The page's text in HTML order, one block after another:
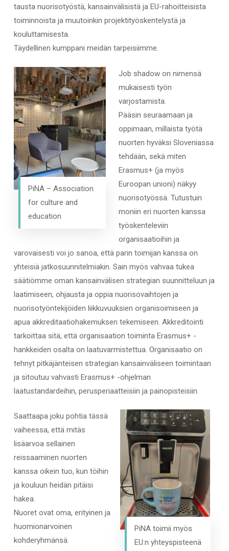
tausta nuorisotyöstä, kansainvälisistä ja EU-rahoitteisista
toiminnoista ja muutoinkin projektityöskentelystä ja
kouluttamisesta.
Täydellinen kumppani meidän tarpeisiimme.
PiNA – Association
for culture and
education
Job shadow on nimensä
mukaisesti työn
varjostamista.
Pääsin seuraamaan ja
oppimaan, millaista työtä
nuorten hyväksi Sloveniassa
tehdään, sekä miten
Erasmus+ (ja myös
Euroopan unioni) näkyy
nuorisotyössä. Tutustuin
moniin eri nuorten kanssa
työskenteleviin
organisaatioihin ja
varovaisesti voi jo sanoa, että parin toimijan kanssa on
yhteisiä jatkosuunnitelmiakin. Sain myös vahvaa tukea
säätiömme oman kansainvälisen strategian suunnitteluun ja
laatimiseen, ohjausta ja oppia nuorisovaihtojen ja
nuorisotyöntekijöiden liikkuvuuksien organisoimiseen ja
apua akkreditaatiohakemuksen tekemiseen. Akkreditointi
tarkoittaa sitä, että organisaation toiminta Erasmus+ -
hankkeiden osalta on laatuvarmistettua. Organisaatio on
tehnyt pitkäjänteisen strategian kansainväliseen toimintaan
ja sitoutuu vahvasti Erasmus+ -ohjelman
laatustandardeihin, perusperiaatteisiin ja painopisteisiin.
PiNA toimii myös
EU:n yhteyspisteenä
Saattaapa joku pohtia tässä
vaiheessa, että mitäs
lisäarvoa sellainen
reissaaminen nuorten
kanssa oikein tuo, kun töihin
ja kouluun heidän pitäisi
hakea.
Nuoret ovat oma, erityinen ja
huomionarvoinen
kohderyhmänsä.